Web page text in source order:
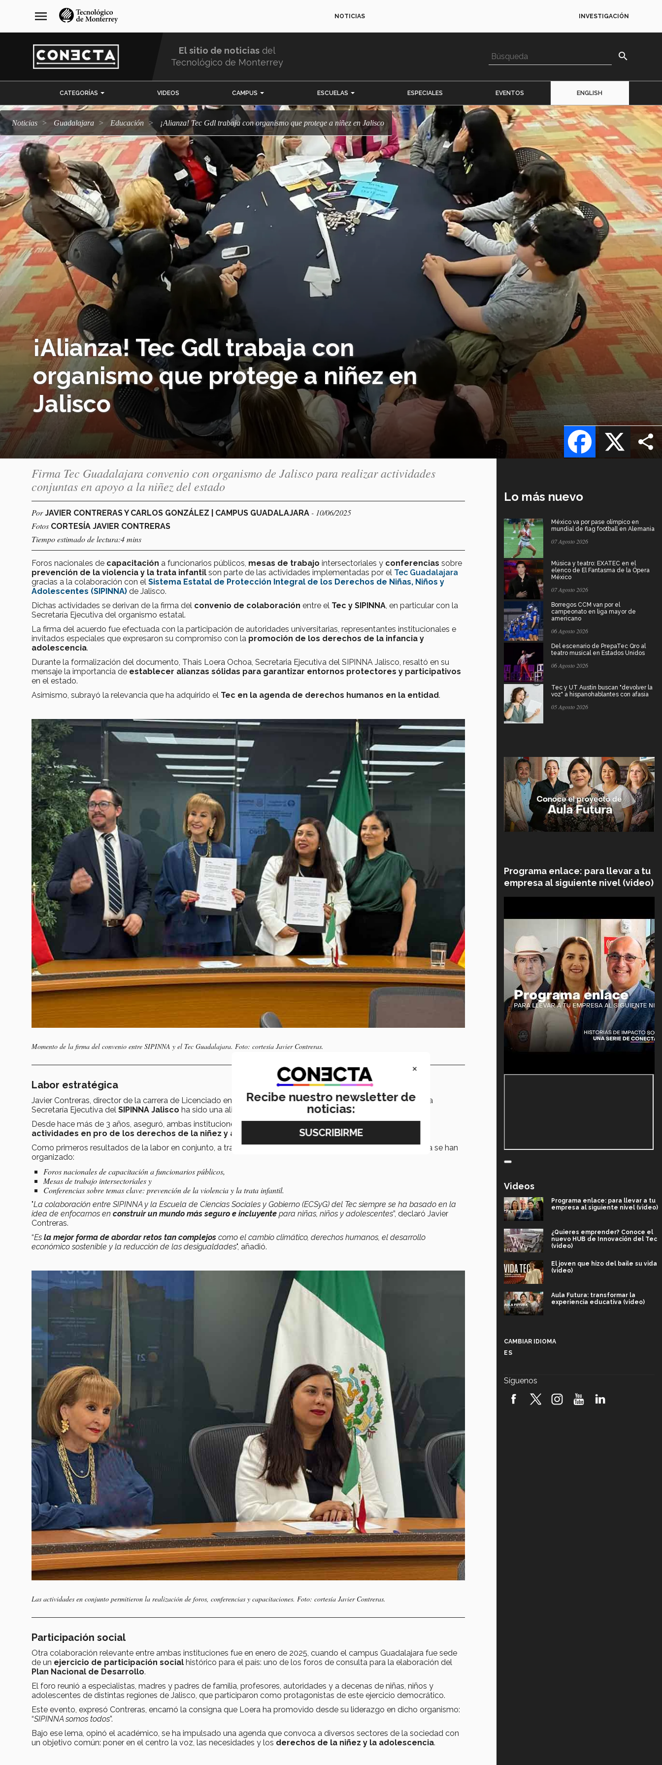
navegación
principal
menu NOTICIAS INVESTIGACIÓN
El sitio de noticias del
Tecnológico de Monterrey
search
CATEGORÍAS VIDEOS CAMPUS ESCUELAS ESPECIALES EVENTOS ENGLISH
Noticias Guadalajara Educación ¡Alianza! Tec Gdl trabaja con organismo que protege a niñez en Jalisco
¡Alianza! Tec Gdl trabaja con
organismo que protege a niñez en
Jalisco
X
Facebook
Firma Tec Guadalajara convenio con organismo de Jalisco para realizar actividades
conjuntas en apoyo a la niñez del estado
PorJAVIER CONTRERAS Y CARLOS GONZÁLEZ | CAMPUS GUADALAJARA - 10/06/2025
Fotos CORTESÍA JAVIER CONTRERAS
Tiempo estimado de lectura:4 mins
Foros nacionales de capacitación a funcionarios públicos, mesas de trabajo intersectoriales y conferencias sobre
prevención de la violencia y la trata infantil son parte de las actividades implementadas por el Tec Guadalajara
gracias a la colaboración con el Sistema Estatal de Protección Integral de los Derechos de Niñas, Niños y
Adolescentes (SIPINNA) de Jalisco.
Dichas actividades se derivan de la firma del convenio de colaboración entre el Tec y SIPINNA , en particular con la
Secretaría Ejecutiva del organismo estatal.
La firma del acuerdo fue efectuada con la participación de autoridades universitarias, representantes institucionales e
invitados especiales que expresaron su compromiso con la promoción de los derechos de la infancia y
adolescencia.
Durante la formalización del documento, Thais Loera Ochoa, Secretaria Ejecutiva del SIPINNA Jalisco, resaltó en su
mensaje la importancia de establecer alianzas sólidas para garantizar entornos protectores y participativos
en el estado.
Asimismo, subrayó la relevancia que ha adquirido el Tec en la agenda de derechos humanos en la entidad.
Momento de la firma del convenio entre SIPINNA y el Tec Guadalajara. Foto: cortesía Javier Contreras.
Labor estratégica
Javier Contreras, director de la carrera de Licenciado en Derecho (LED) en campus Guadalajara, destacó que la
Secretaría Ejecutiva del SIPINNA Jalisco ha sido una aliada estratégica del Tec.
Desde hace más de 3 años, aseguró, ambas instituciones han consolidado la colaboración en
actividades en pro de los derechos de la niñez y adolescencia
Como primeros resultados de la labor en conjunto, a través del departamento de Derecho del Tec Guadalajara se han
organizado:
Foros nacionales de capacitación a funcionarios públicos,
Mesas de trabajo intersectoriales y
Conferencias sobre temas clave: prevención de la violencia y la trata infantil.
"La colaboración entre SIPINNA y la Escuela de Ciencias Sociales y Gobierno (ECSyG) del Tec siempre se ha basado en la
idea de enfocarnos en construir un mundo más seguro e incluyente para niñas, niños y adolescentes”, declaró Javier
Contreras.
“Es la mejor forma de abordar retos tan complejos como el cambio climático, derechos humanos, el desarrollo
económico sostenible y la reducción de las desigualdades", añadió.
Las actividades en conjunto permitieron la realización de foros, conferencias y capacitaciones. Foto: cortesía Javier Contreras.
Participación social
Otra colaboración relevante entre ambas instituciones fue en enero de 2025, cuando el campus Guadalajara fue sede
de un ejercicio de participación social histórico para el país: uno de los foros de consulta para la elaboración del
Plan Nacional de Desarrollo.
El foro reunió a especialistas, madres y padres de familia, profesores, autoridades y a decenas de niñas, niños y
adolescentes de distintas regiones de Jalisco, que participaron como protagonistas de este ejercicio democrático.
Este evento, expresó Contreras, encarnó la consigna que Loera ha promovido desde su liderazgo en dicho organismo:
“SIPINNA somos todos”.
Bajo ese lema, opinó el académico, se ha impulsado una agenda que convoca a diversos sectores de la sociedad con
un objetivo común: poner en el centro la voz, las necesidades y los derechos de la niñez y la adolescencia.
Lo más nuevo
México va por pase olímpico en
mundial de flag football en Alemania
07 Agosto 2026
Música y teatro: EXATEC en el
elenco de El Fantasma de la Ópera
México
07 Agosto 2026
Borregos CCM van por el
campeonato en liga mayor de
americano
06 Agosto 2026
Del escenario de PrepaTec Qro al
teatro musical en Estados Unidos
06 Agosto 2026
Tec y UT Austin buscan "devolver la
voz" a hispanohablantes con afasia
05 Agosto 2026
Programa enlace: para llevar a tu
empresa al siguiente nivel (video)
Videos
Programa enlace: para llevar a tu
empresa al siguiente nivel (video)
¿Quieres emprender? Conoce el
nuevo HUB de Innovación del Tec
(video)
El joven que hizo del baile su vida
(video)
Aula Futura: transformar la
experiencia educativa (video)
robótica FIRST 2026! (video)
CAMBIAR IDIOMA
ES
Síguenos
×
Recibe nuestro newsletter de
noticias: